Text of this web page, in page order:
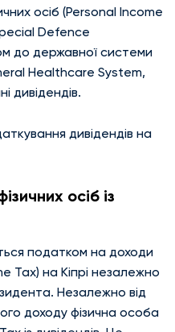
осіб (Personal Income
Defence
до державної системи
Healthcare System,
дивідендів.
дивідендів на
осіб із
податком на доходи
Tax) на Кіпрі незалежно
Незалежно від
доходу фізична особа